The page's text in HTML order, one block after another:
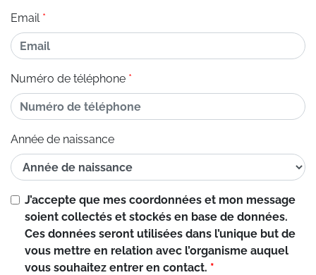
Email
Numéro de téléphone
Année de naissance
J’accepte que mes coordonnées et mon message
soient collectés et stockés en base de données.
Ces données seront utilisées dans l’unique but de
vous mettre en relation avec l’organisme auquel
vous souhaitez entrer en contact.